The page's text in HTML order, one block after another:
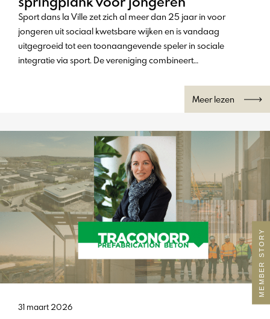
Sport dans la Ville zet zich al meer dan 25 jaar in voor
jongeren uit sociaal kwetsbare wijken en is vandaag
uitgegroeid tot een toonaangevende speler in sociale
integratie via sport. De vereniging combineert
programma’s rond professionele en internationale kansen.
Met een sterke lokale verankering en een toekomstgerichte
hun talenten te ontwikkelen, zelfvertrouwen op te bouwen en
nieuwe perspectieven te creëren. CCFBL sprak met Lili-Rose
Dauche over de missie, de werking en de ambities van deze
geëngageerde organisatie.
Meer lezen
MEMBER STORY
31 maart 2026